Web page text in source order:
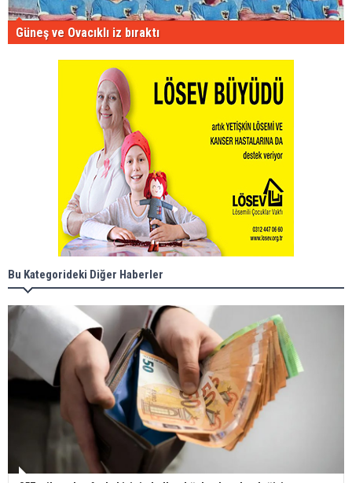
Güneş ve Ovacıklı iz bıraktı
Bu Kategorideki Diğer Haberler